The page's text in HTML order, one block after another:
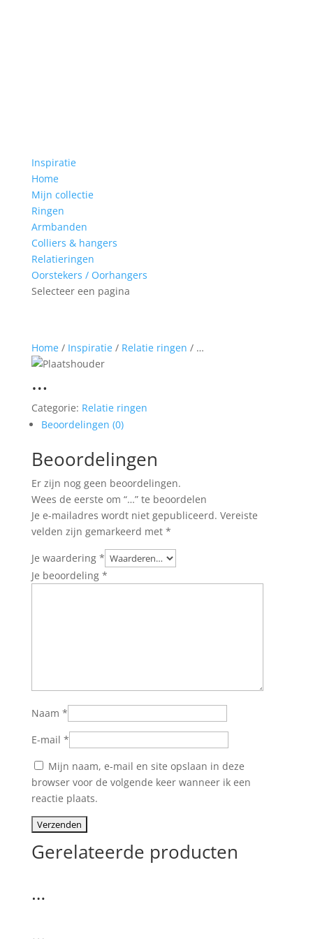
Inspiratie
Home
Mijn collectie
Ringen
Armbanden
Colliers & hangers
Relatieringen
Oorstekers / Oorhangers
Selecteer een pagina
Home/ Inspiratie/ Relatie ringen / …
…
Categorie: Relatie ringen
Beoordelingen (0)
Beoordelingen
Er zijn nog geen beoordelingen.
Wees de eerste om “…” te beoordelen
Je e-mailadres wordt niet gepubliceerd. Vereiste
velden zijn gemarkeerd met *
Je waardering *
Je beoordeling *
Naam *
E-mail *
Mijn naam, e-mail en site opslaan in deze
browser voor de volgende keer wanneer ik een
reactie plaats.
Gerelateerde producten
…